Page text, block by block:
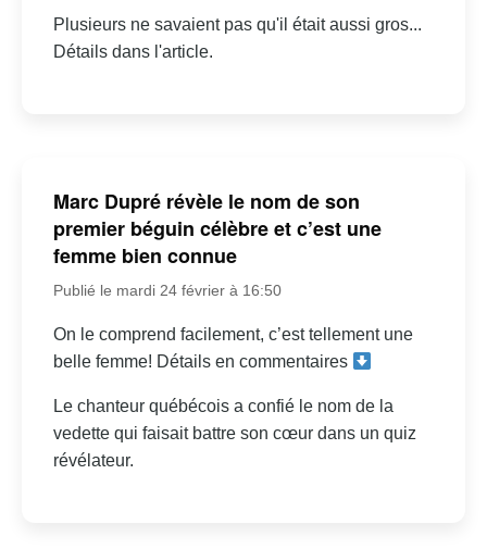
Plusieurs ne savaient pas qu'il était aussi gros...
Détails dans l'article.
Marc Dupré révèle le nom de son
premier béguin célèbre et c’est une
femme bien connue
Publié le mardi 24 février à 16:50
On le comprend facilement, c’est tellement une
belle femme! Détails en commentaires
Le chanteur québécois a confié le nom de la
vedette qui faisait battre son cœur dans un quiz
révélateur.